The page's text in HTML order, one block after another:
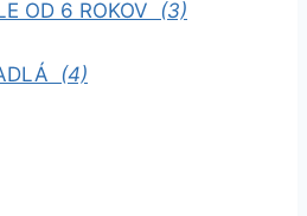
OD 6 ROKOV (3)
(4)